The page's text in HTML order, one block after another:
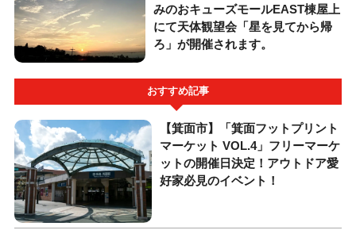
みのおキューズモールEAST棟屋上
にて天体観望会「星を見てから帰
ろ」が開催されます。
おすすめ記事
【箕面市】「箕面フットプリント
マーケット VOL.4」フリーマーケ
ットの開催日決定！アウトドア愛
好家必見のイベント！